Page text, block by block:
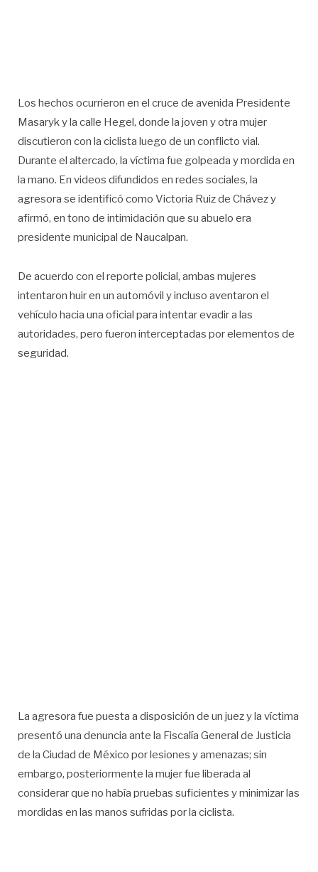
Los hechos ocurrieron en el cruce de avenida Presidente
Masaryk y la calle Hegel, donde la joven y otra mujer
discutieron con la ciclista luego de un conflicto vial.
Durante el altercado, la víctima fue golpeada y mordida en
la mano. En videos difundidos en redes sociales, la
agresora se identificó como Victoria Ruiz de Chávez y
afirmó, en tono de intimidación que su abuelo era
presidente municipal de Naucalpan.
De acuerdo con el reporte policial, ambas mujeres
intentaron huir en un automóvil y incluso aventaron el
vehículo hacia una oficial para intentar evadir a las
autoridades, pero fueron interceptadas por elementos de
seguridad.
La agresora fue puesta a disposición de un juez y la víctima
presentó una denuncia ante la Fiscalía General de Justicia
de la Ciudad de México por lesiones y amenazas; sin
embargo, posteriormente la mujer fue liberada al
considerar que no había pruebas suficientes y minimizar las
mordidas en las manos sufridas por la ciclista.